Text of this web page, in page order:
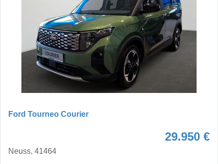
Ford Tourneo Courier
29.950 €
Neuss, 41464